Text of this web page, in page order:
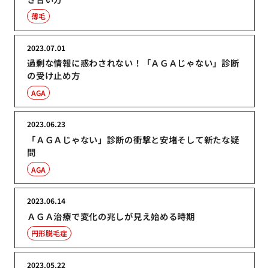
薄毛
過剰な情報に惑わされない！「ＡＧＡじゃない」診断
の受け止め方
2023.07.01
AGA
「ＡＧＡじゃない」診断の衝撃と安堵そして新たな疑
問
2023.06.23
AGA
ＡＧＡ治療で変化の兆しが見え始める時期
2023.06.14
円形脱毛症
2023.05.22